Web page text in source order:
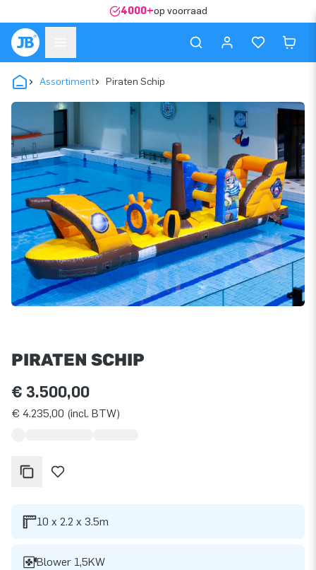
4000+op voorraad
Assortiment Piraten Schip
PIRATEN SCHIP
€ 3.500,00
€ 4.235,00 (incl. BTW)
10 x 2.2 x 3.5m
Blower 1,5KW